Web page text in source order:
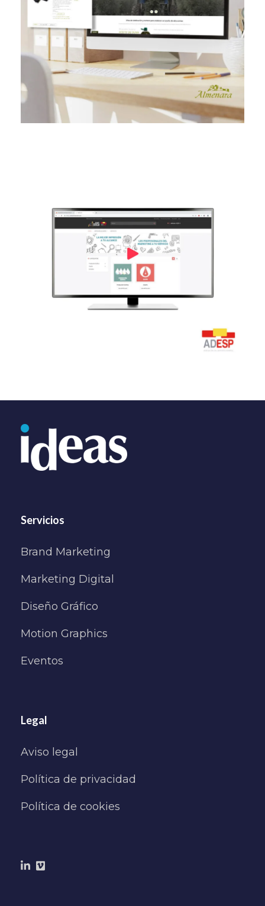
Servicios
Brand Marketing
Marketing Digital
Diseño Gráfico
Motion Graphics
Eventos
Legal
Aviso legal
Política de privacidad
Política de cookies